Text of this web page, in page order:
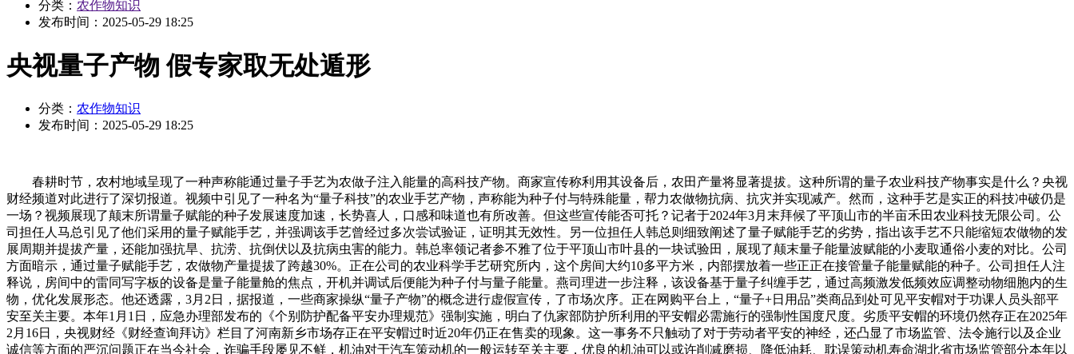
分类： 农作物知识
发布时间： 2025-05-29 18:25
央视量子产物 假专家取无处遁形
分类： 农作物知识
发布时间： 2025-05-29 18:25
春耕时节，农村地域呈现了一种声称能通过量子手艺为农做子注入能量的高科技产物。商家宣传称利用其设备后，农田产量将显著提拔。这种所谓的量子农业科技产物事实是什么？央视
财经频道对此进行了深切报道。视频中引见了一种名为“量子科技”的农业手艺产物，声称能为种子付与特殊能量，帮力农做物抗病、抗灾并实现减产。然而，这种手艺是实正的科技冲破仍是
一场？视频展现了颠末所谓量子赋能的种子发展速度加速，长势喜人，口感和味道也有所改善。但这些宣传能否可托？记者于2024年3月末拜候了平顶山市的半亩禾田农业科技无限公司。公
司担任人马总引见了他们采用的量子赋能手艺，并强调该手艺曾经过多次尝试验证，证明其无效性。另一位担任人韩总则细致阐述了量子赋能手艺的劣势，指出该手艺不只能缩短农做物的发
展周期并提拔产量，还能加强抗旱、抗涝、抗倒伏以及抗病虫害的能力。韩总率领记者参不雅了位于平顶山市叶县的一块试验田，展现了颠末量子能量波赋能的小麦取通俗小麦的对比。公司
方面暗示，通过量子赋能手艺，农做物产量提拔了跨越30%。正在公司的农业科学手艺研究所内，这个房间大约10多平方米，内部摆放着一些正正在接管量子能量赋能的种子。公司担任人注
释说，房间中的雷同写字板的设备是量子能量舱的焦点，开机并调试后便能为种子付与量子能量。燕司理进一步注释，该设备基于量子纠缠手艺，通过高频激发低频效应调整动物细胞内的生
物，优化发展形态。他还透露，3月2日，据报道，一些商家操纵“量子产物”的概念进行虚假宣传，了市场次序。正在网购平台上，“量子+日用品”类商品到处可见平安帽对于功课人员头部平
安至关主要。本年1月1日，应急办理部发布的《个别防护配备平安办理规范》强制实施，明白了仇家部防护所利用的平安帽必需施行的强制性国度尺度。劣质平安帽的环境仍然存正在2025年
2月16日，央视财经《财经查询拜访》栏目了河南新乡市场存正在平安帽过时近20年仍正在售卖的现象。这一事务不只触动了对于劳动者平安的神经，还凸显了市场监管、法令施行以及企业
诚信等方面的严沉问题正在当今社会，诈骗手段屡见不鲜，机油对于汽车策动机的一般运转至关主要，优良的机油可以或许削减磨损、降低油耗、耽误策动机寿命湖北省市场监管部分本年以